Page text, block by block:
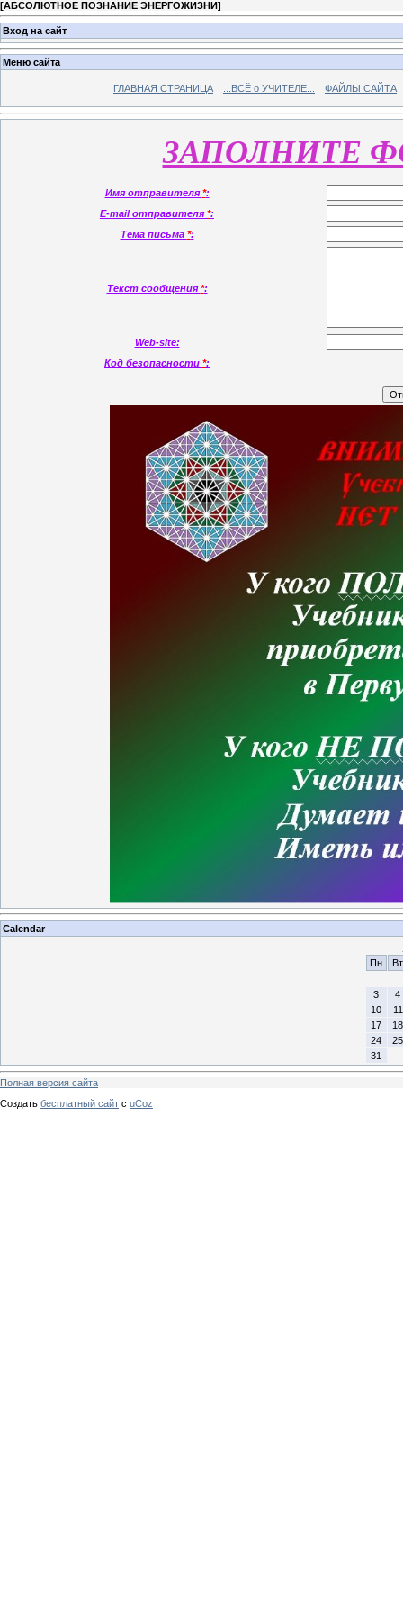
[АБСОЛЮТНОЕ ПОЗНАНИЕ ЭНЕРГОЖИЗНИ]
Вход на сайт
Меню сайта
ГЛАВНАЯ СТРАНИЦА ...ВСЁ о УЧИТЕЛЕ... ФАЙЛЫ САЙТА
ЗАПОЛНИТЕ
Имя отправителя*:
E-mail отправителя*:
Тема письма *:
Текст сообщения*:
Web-site:
Код безопасности *:
Calendar
Пн
Вт
3
4
10
11
17
18
24
25
31
Полная версия сайта
Создать бесплатный сайт с uCoz